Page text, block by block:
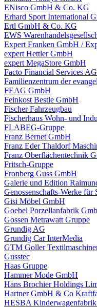
ENisco GmbH & Co. KG
Erhard Sport International
Ertl GmbH & Co. KG
EWS
Expert Franken GmbH /
expert Hettler GmbH
expert MegaStore GmbH
Facto Financial Services AG
Familienzentrum der
FEAG GmbH
Feinkost Bestle GmbH
Fischer Fahrzeugbau
Fischerhaus Wohn- und
FLABEG-Gruppe
Franz Bernet GmbH
Franz Eder Thaldorf
Franz Oberflächentechnik
Fritsch-Gruppe
Fronberg Guss GmbH
Galerie und Edition
Genossenschafts-Werke
Gisi Möbel GmbH
Goebel Porzellanfabrik
Gossen Metrawatt Gruppe
Grundig AG
Grundig Car InterMedia
GTM Goller
Gusstec
Haas Gruppe
Hammer Mode GmbH
Hans Brochier Holdings
Hartner GmbH & Co
HESBA